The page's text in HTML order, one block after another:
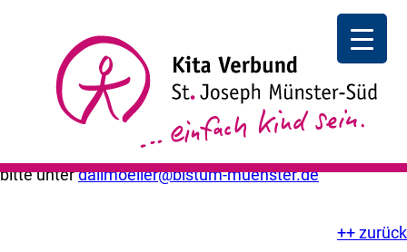
8.30-09.30 Online-Sprechstunde der Ehe- Familie-
und Beratungsstelle- Frau Dallmöller steht Ihnen für
Gespräche zur Verfügung- Anmeldungen bitte unter
dallmoeller@bistum-muenster.de
Online-Sprechstunde der Ehe- Familie- und
Beratungsstelle I08.30-09.30 I Frau Dallmöller steht
Ihnen für Gespräche zur Verfügung – Anmeldungen
bitte unterdallmoeller@bistum-muenster.de
++ zurück